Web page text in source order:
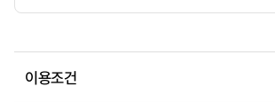
이용조건